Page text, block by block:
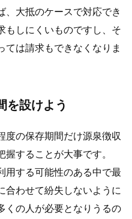
、大抵のケースで対応でき
もしにくいものですし、そ
ては請求もできなくなりま
を設けよう
度の保存期間だけ源泉徴収
することが大事です。
用する可能性のある中で最
合わせて紛失しないように
くの人が必要となりうるの